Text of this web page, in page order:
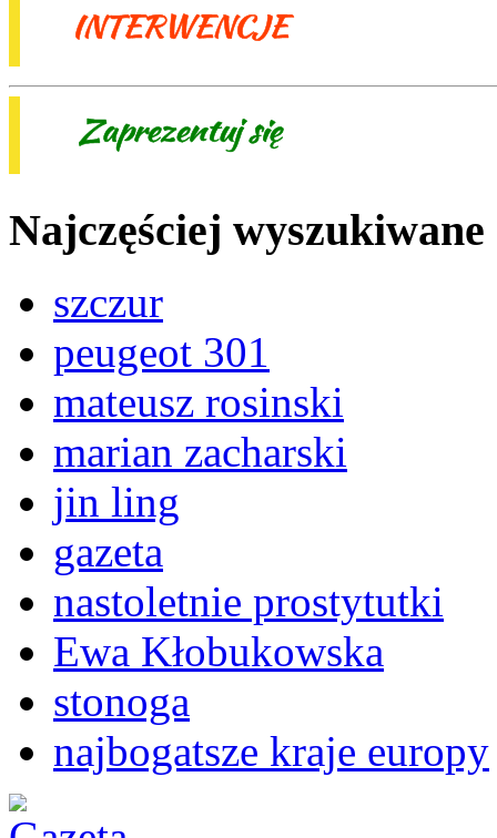
Najczęściej wyszukiwane
szczur
peugeot 301
mateusz rosinski
marian zacharski
jin ling
gazeta
nastoletnie prostytutki
Ewa Kłobukowska
stonoga
najbogatsze kraje europy